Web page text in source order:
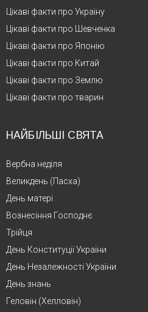
Цікаві факти про Україну
Цікаві факти про Шевченка
Цікаві факти про Японію
Цікаві факти про Китай
Цікаві факти про Землю
Цікаві факти про тварин
НАЙБІЛЬШІ СВЯТА
Вербна неділя
Великдень (Пасха)
День матері
Вознесіння Господнє
Трійця
День Конституції України
День Незалежності України
День знань
Геловін (Хелловін)